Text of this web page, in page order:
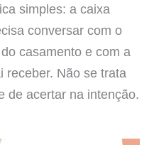
simples: a caixa
conversar com o
casamento e com a
receber. Não se trata
de acertar na intenção.